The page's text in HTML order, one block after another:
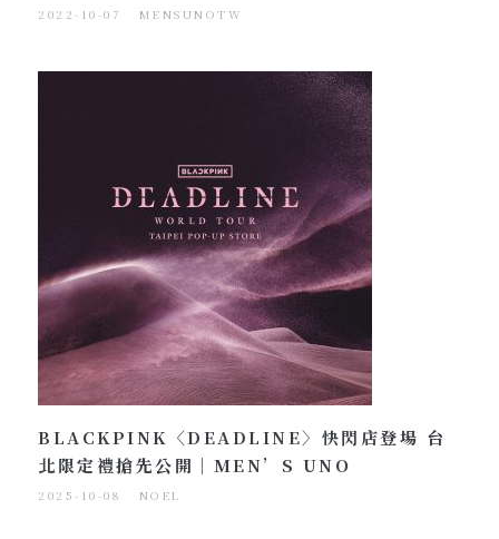
2022-10-07 MENSUNOTW
BLACKPINK〈DEADLINE〉快閃店登場 台
北限定禮搶先公開｜MEN’S UNO
2025-10-08 NOEL